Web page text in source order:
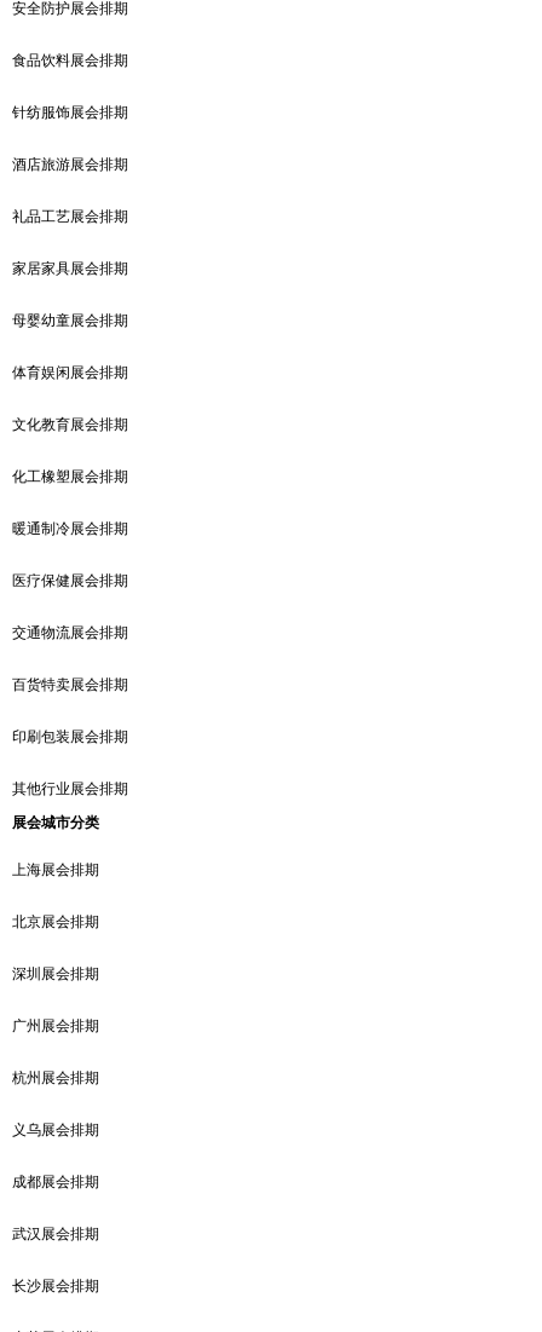
安全防护展会排期
食品饮料展会排期
针纺服饰展会排期
酒店旅游展会排期
礼品工艺展会排期
家居家具展会排期
母婴幼童展会排期
体育娱闲展会排期
文化教育展会排期
化工橡塑展会排期
暖通制冷展会排期
医疗保健展会排期
交通物流展会排期
百货特卖展会排期
印刷包装展会排期
其他行业展会排期
展会城市分类
上海展会排期
北京展会排期
深圳展会排期
广州展会排期
杭州展会排期
义乌展会排期
成都展会排期
武汉展会排期
长沙展会排期